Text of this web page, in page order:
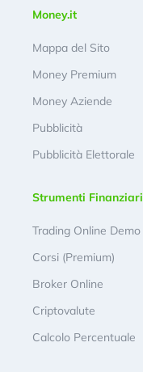
Money.it
Mappa del Sito
Money Premium
Money Aziende
Pubblicità
Pubblicità Elettorale
Strumenti Finanziari
Trading Online Demo
Corsi (Premium)
Broker Online
Criptovalute
Calcolo Percentuale